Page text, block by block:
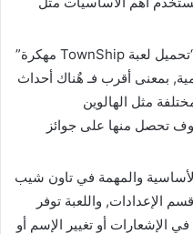
من روائع “تحميل لعبة TownShip مهكرة”
بمعنى أقرب فـ هٌناك أحداث
مثل الهالوين
تحصل منها على جوائز
والمهمة في تاون شيب
الإعدادات, واللعبة توفر
الإشعارات أو تغيير الإسم أو